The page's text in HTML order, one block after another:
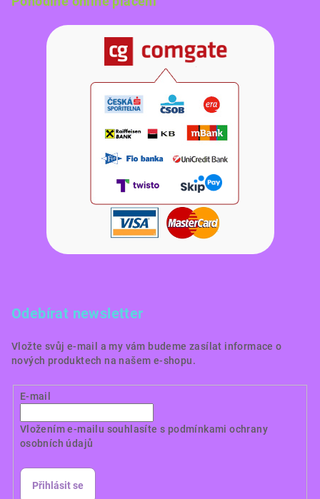
Odebírat newsletter
Vložte svůj e-mail a my vám budeme zasílat informace o
nových produktech na našem e-shopu.
E-mail
Vložením e-mailu souhlasíte s podmínkami ochrany
osobních údajů
Přihlásit se